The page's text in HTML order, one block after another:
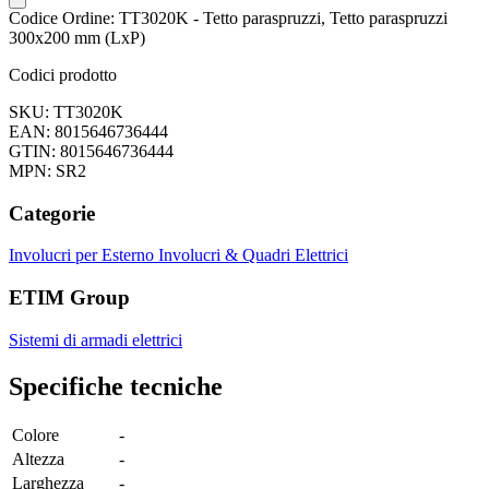
Codice Ordine: TT3020K - Tetto paraspruzzi, Tetto paraspruzzi
300x200 mm (LxP)
Codici prodotto
SKU: TT3020K
EAN: 8015646736444
GTIN: 8015646736444
MPN: SR2
Categorie
Involucri per Esterno Involucri & Quadri Elettrici
ETIM Group
Sistemi di armadi elettrici
Specifiche tecniche
Colore
-
Altezza
-
Larghezza
-